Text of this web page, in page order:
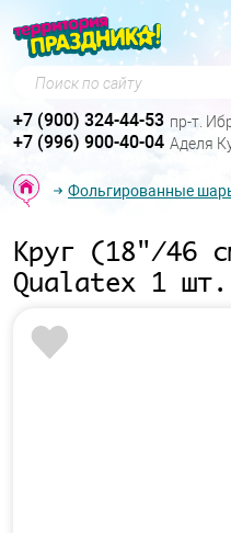
Поиск по сайту
+7 (900) 324-44-53 пр-т.
+7 (996) 900-40-04 Аделя
Фольгированные
Круг (18"/46
Qualatex 1 шт.